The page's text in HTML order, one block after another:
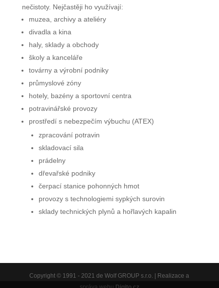
nečistoty. Nejčastěji ho využívají:
muzea, archivy a ateliéry
divadla a kina
haly, sklady a obchody
školy a kanceláře
továrny a výrobní podniky
průmyslové zóny
hotely, bazény a sportovní centra
potravinářské provozy
prostředí s nebezpečím výbuchu (ATEX)
zpracování potravin
skladovací sila
prádelny
dřevařské podniky
čerpací stanice pohonných hmot
provozy s technologiemi sypkých surovin
sklady technických plynů a hořlavých kapalin
Copyright © 1991 - 2021 de Wolf GROUP s.r.o. | Realizace a